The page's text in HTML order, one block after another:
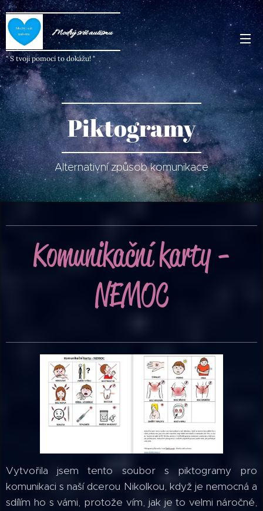
Modrý svět autismu
" S tvojí pomocí to dokážu! "
Piktogramy
Alternativní způsob komunikace
Komunikační karty -
NEMOC
Vytvořila jsem tento soubor s piktogramy pro
komunikaci s naší dcerou Nikolkou, když je nemocná a
sdílím ho s vámi, protože vím, jak je to velmi náročné,